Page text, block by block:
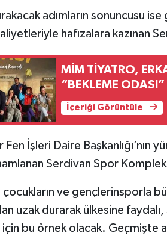
adımların sonuncusu
hafızalara kazınan
MİM TİYATRO,
“BEKLEME ODASI”
İçeriği Görüntüle
Fen İşleri Daire
Serdivan Spor
çocukların ve gençlerinsporla
uzak durarak ülkesine
bu örnek olacak. Geçmişte